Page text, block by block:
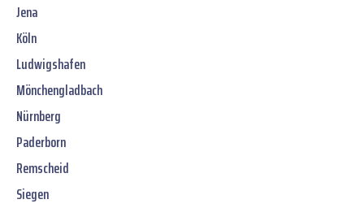
Jena
Köln
Ludwigshafen
Mönchengladbach
Nürnberg
Paderborn
Remscheid
Siegen